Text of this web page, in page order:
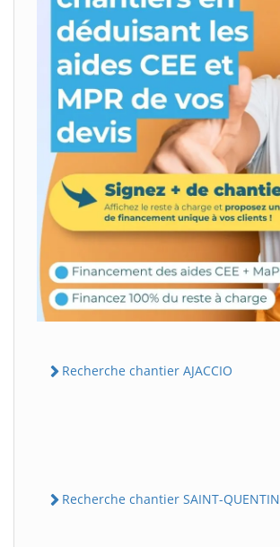
Recherche chantier AJACCIO
Recherche chantier SAINT-QUENTIN